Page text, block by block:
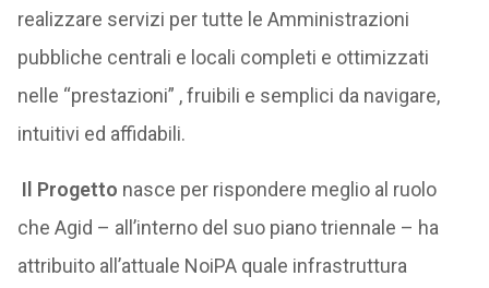
realizzare servizi per tutte le Amministrazioni
pubbliche centrali e locali completi e ottimizzati
nelle “prestazioni” , fruibili e semplici da navigare,
intuitivi ed affidabili.
Il Progetto nasce per rispondere meglio al ruolo
che Agid – all’interno del suo piano triennale – ha
attribuito all’attuale NoiPA quale infrastruttura